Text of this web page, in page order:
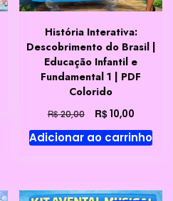
História Interativa:
Descobrimento do Brasil |
Educação Infantil e
Fundamental 1 | PDF
Colorido
R$20,00
preço
original
R$10,00O
preço
atual
Adicionar ao carrinho